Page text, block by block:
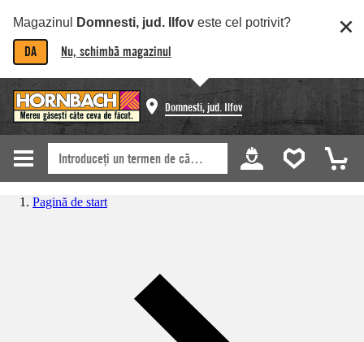
Magazinul Domnesti, jud. Ilfov este cel potrivit?
DA Nu, schimbă magazinul
Domnesti, jud. Ilfov
Pagină de start